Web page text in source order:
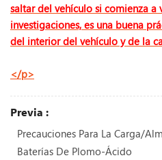
saltar del vehículo si comienza a
investigaciones, es una buena
del interior del vehículo y de la
</p>
Previa :
Precauciones Para La Carga/
Baterías De Plomo-Ácido